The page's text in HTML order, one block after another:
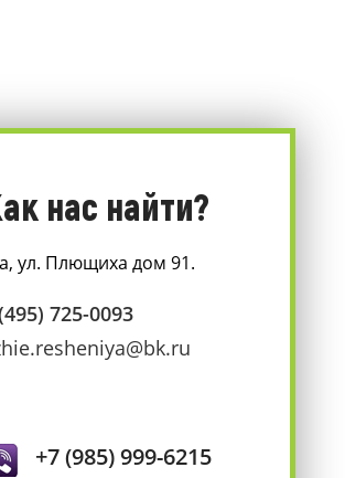
нас найти?
ул. Плющиха дом 91.
725-0093
+7 (985) 999-6215